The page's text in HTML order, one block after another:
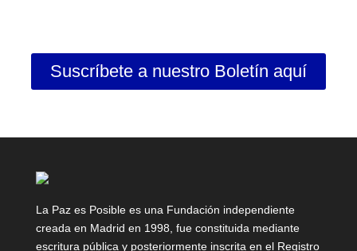
Suscríbete a nuestro Boletín aquí
La Paz es Posible es una Fundación independiente
creada en Madrid en 1998, fue constituida mediante
escritura pública y posteriormente inscrita en el Registro